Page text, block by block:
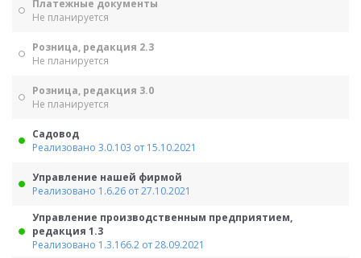
Платежные документы
Не планируется
Розница, редакция 2.3
Не планируется
Розница, редакция 3.0
Не планируется
Садовод
Реализовано 3.0.103 от 15.10.2021
Управление нашей фирмой
Реализовано 1.6.26 от 27.10.2021
Управление производственным предприятием,
редакция 1.3
Реализовано 1.3.166.2 от 28.09.2021